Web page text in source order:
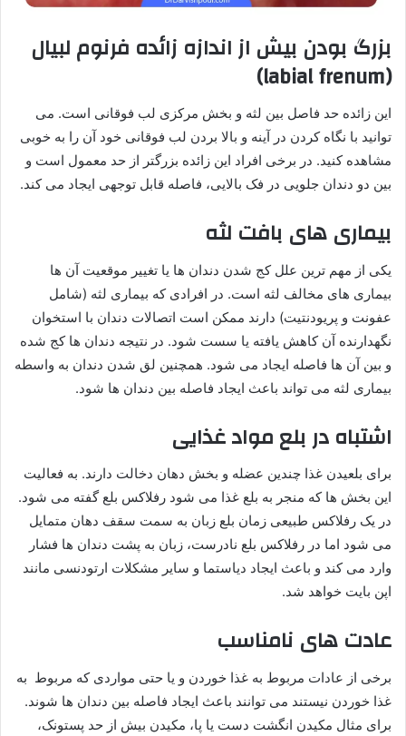
بزرگ بودن بیش از اندازه زائده فرنوم لبیال
(
labial frenum)
این زائده حد فاصل بین لثه و بخش مرکزی لب فوقانی است. می
توانید با نگاه کردن در آینه و بالا بردن لب فوقانی خود آن را به خوبی
مشاهده کنید. در برخی افراد این زائده بزرگتر از حد معمول است و
بین دو دندان جلویی در فک بالایی، فاصله قابل توجهی ایجاد می کند.
بیماری های بافت لثه
یکی از مهم ترین علل کج شدن دندان ها یا تغییر موقعیت آن ها
بیماری های مخالف لثه است. در افرادی که بیماری لثه (شامل
عفونت و پریودنتیت) دارند ممکن است اتصالات دندان با استخوان
نگهدارنده آن کاهش یافته یا سست شود. در نتیجه دندان ها کج شده
و بین آن ها فاصله ایجاد می شود. همچنین لق شدن دندان به واسطه
بیماری لثه می تواند باعث ایجاد فاصله بین دندان ها شود.
اشتباه در بلع مواد غذایی
برای بلعیدن غذا چندین عضله و بخش دهان دخالت دارند. به فعالیت
این بخش ها که منجر به بلع غذا می شود رفلاکس بلع گفته می شود.
در یک رفلاکس طبیعی زمان بلع زبان به سمت سقف دهان متمایل
می شود اما در رفلاکس بلع نادرست، زبان به پشت دندان ها فشار
وارد می کند و باعث ایجاد دیاستما و سایر مشکلات ارتودنسی مانند
اپن بایت خواهد شد.
عادت های نامناسب
برخی از عادات مربوط به غذا خوردن و یا حتی مواردی که مربوط به
غذا خوردن نیستند می توانند باعث ایجاد فاصله بین دندان ها شوند.
برای مثال مکیدن انگشت دست یا پا، مکیدن بیش از حد پستونک،